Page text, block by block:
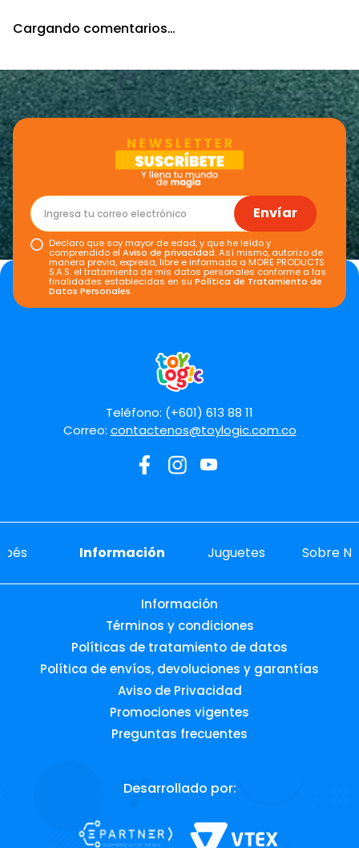
Califica el producto de 1 a 5 estrellas
Dirección de email
Escribe un comentario
Enviar comentario
Cargando comentarios…
Envíar
Declaro que soy mayor de edad, y que he leído y
comprendido elAviso de privacidad. Así mismo, autorizo de
manera previa, expresa, libre e informada a MORE PRODUCTS
S.A.S. el tratamiento de mis datos personales conforme a las
finalidades establecidas en suPolítica de Tratamiento de
Datos Personales.
Teléfono: (+601) 613 88 11
Correo: contactenos@toylogic.com.co
Información Juguetes Sobre
Información
Términos y condiciones
Políticas de tratamiento de datos
Política de envíos, devoluciones y garantías
Aviso de Privacidad
Promociones vigentes
Preguntas frecuentes
Desarrollado por: